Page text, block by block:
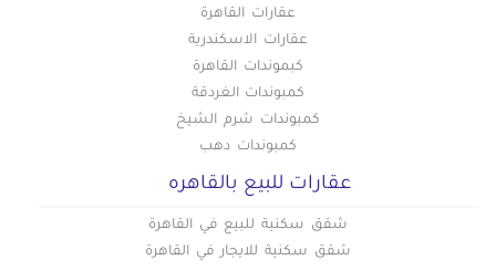
عقارات القاهرة
عقارات الاسكندرية
كبموندات القاهرة
كمبوندات الغردقة
كمبوندات شرم الشيخ
كمبوندات دهب
عقارات للبيع بالقاهره
شقق سكنية للبيع في القاهرة
شقق سكنية للايجار في القاهرة